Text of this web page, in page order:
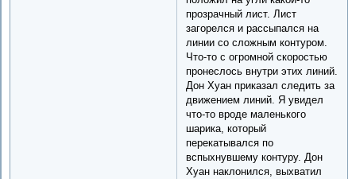
прозрачный лист. Лист
загорелся и рассыпался на
линии со сложным контуром.
Что-то с огромной скоростью
пронеслось внутри этих линий.
Дон Хуан приказал следить за
движением линий. Я увидел
что-то вроде маленького
шарика, который
перекатывался по
вспыхнувшему контуру. Дон
Хуан наклонился, выхватил